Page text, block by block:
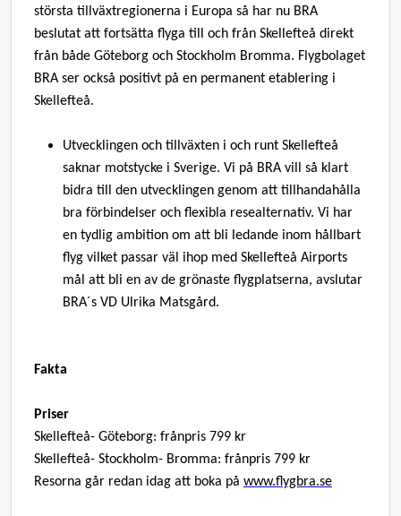
största tillväxtregionerna i Europa så har nu BRA
beslutat att fortsätta flyga till och från Skellefteå direkt
från både Göteborg och Stockholm Bromma. Flygbolaget
BRA ser också positivt på en permanent etablering i
Skellefteå.
Utvecklingen och tillväxten i och runt Skellefteå
saknar motstycke i Sverige. Vi på BRA vill så klart
bidra till den utvecklingen genom att tillhandahålla
bra förbindelser och flexibla resealternativ. Vi har
en tydlig ambition om att bli ledande inom hållbart
flyg vilket passar väl ihop med Skellefteå Airports
mål att bli en av de grönaste flygplatserna, avslutar
BRA´s VD Ulrika Matsgård.
Fakta
Priser
Skellefteå- Göteborg: frånpris 799 kr
Skellefteå- Stockholm- Bromma: frånpris 799 kr
Resorna går redan idag att boka på www.flygbra.se